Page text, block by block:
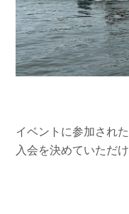
イベントに参加され
入会を決めていただ